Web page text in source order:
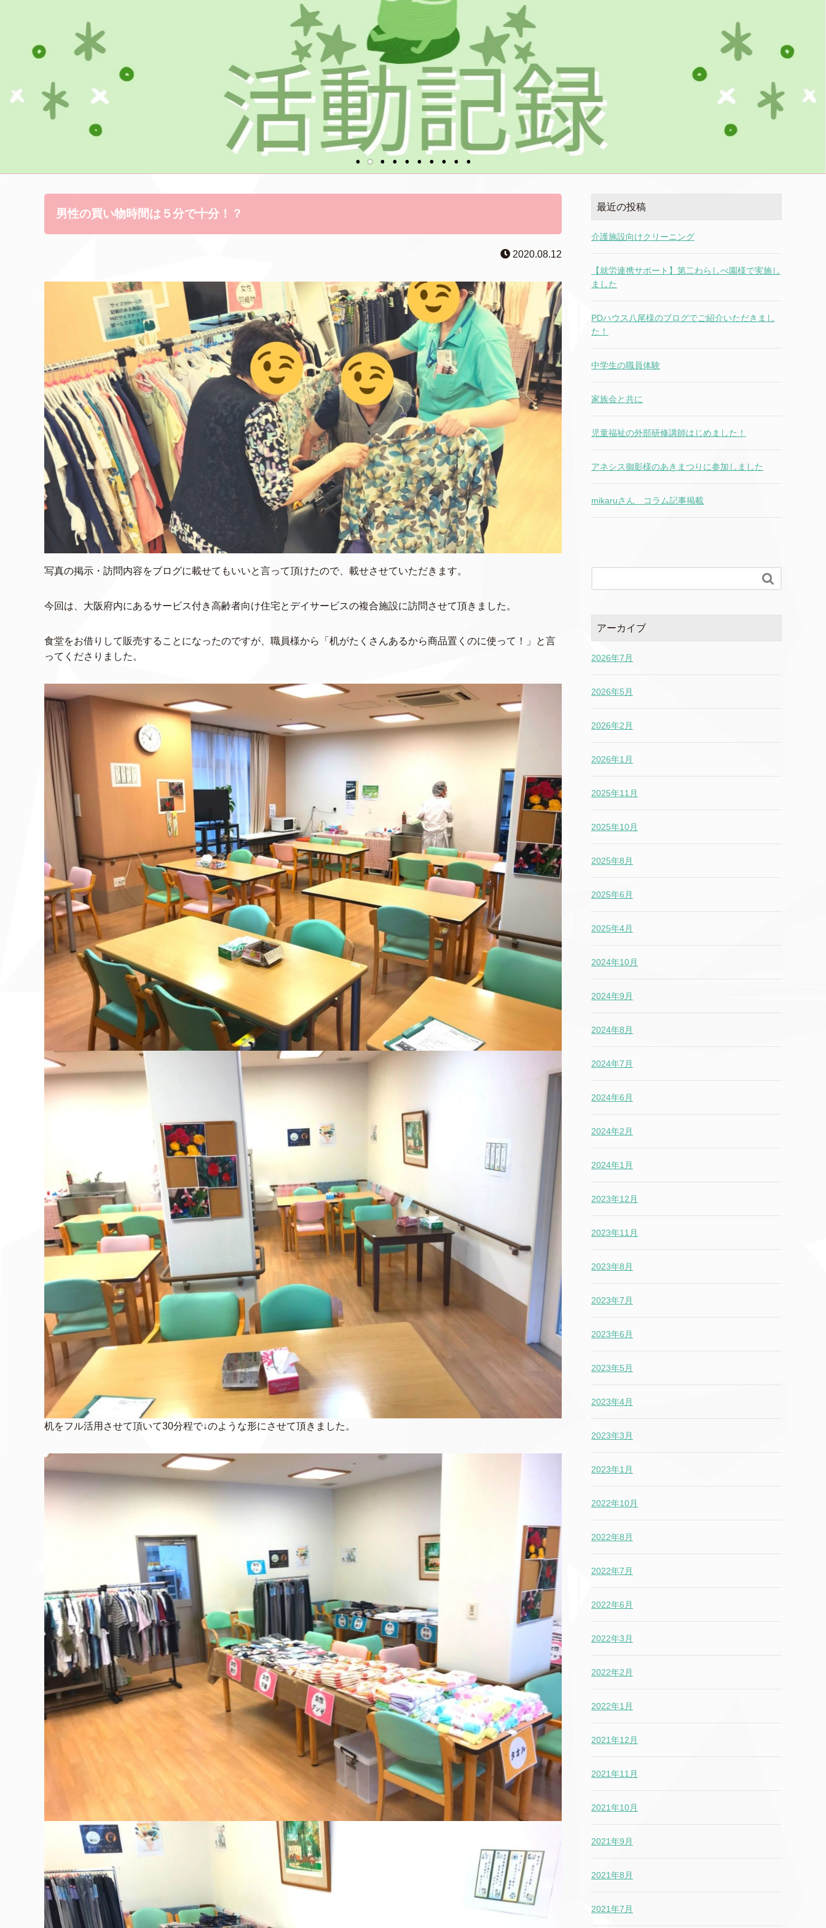
男性の買い物時間は５分で十分！？
2020.08.12
写真の掲示・訪問内容をブログに載せてもいいと言って頂けたので、載せさせていただきます。
今回は、大阪府内にあるサービス付き高齢者向け住宅とデイサービスの複合施設に訪問させて頂きました。
食堂をお借りして販売することになったのですが、職員様から「机がたくさんあるから商品置くのに使って！」と言
ってくださりました。
机をフル活用させて頂いて30分程で↓のような形にさせて頂きました。
最近の投稿
介護施設向けクリーニング
【就労連携サポート】第二わらしべ園様で実施し
ました
PDハウス八尾様のブログでご紹介いただきまし
た！
中学生の職員体験
家族会と共に
児童福祉の外部研修講師はじめました！
アネシス御影様のあきまつりに参加しました
mikaruさん コラム記事掲載

アーカイブ
2026年7月
2026年5月
2026年2月
2026年1月
2025年11月
2025年10月
2025年8月
2025年6月
2025年4月
2024年10月
2024年9月
2024年8月
2024年7月
2024年6月
2024年2月
2024年1月
2023年12月
2023年11月
2023年8月
2023年7月
2023年6月
2023年5月
2023年4月
2023年3月
2023年1月
2022年10月
2022年8月
2022年7月
2022年6月
2022年3月
2022年2月
2022年1月
2021年12月
2021年11月
2021年10月
2021年9月
2021年8月
2021年7月